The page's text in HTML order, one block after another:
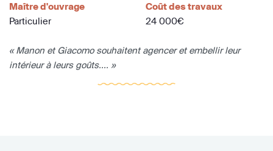
Maître d'ouvrage
Particulier
Coût des travaux
24 000€
« Manon et Giacomo souhaitent agencer et embellir leur
intérieur à leurs goûts.... »